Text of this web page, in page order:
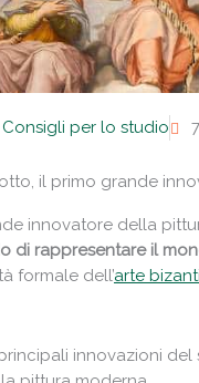
Consigli per lo studio
il primo grande
innovatore della
di rappresentare il
formale dell’arte
innovazioni